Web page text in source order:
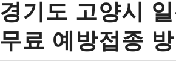
경기도 고양시
무료 예방접종